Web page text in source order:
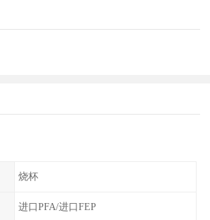
烧杯
进口PFA/进口FEP